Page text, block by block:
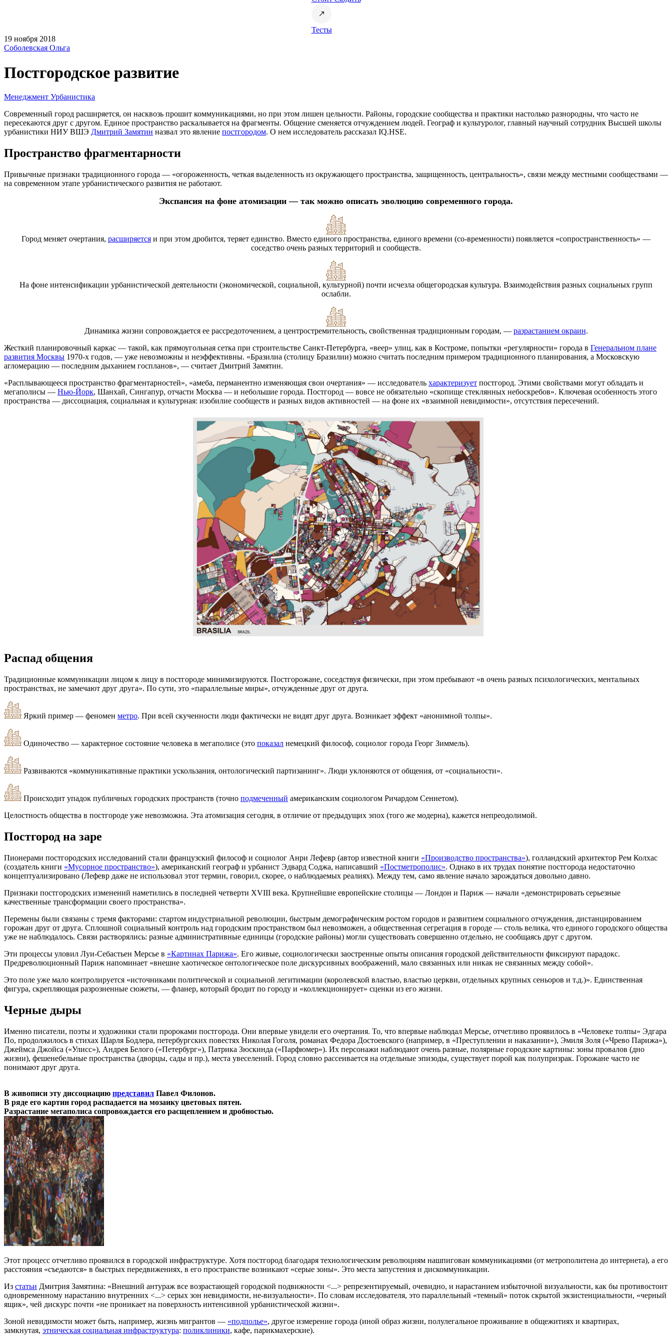
Тесты
19 ноября 2018
Соболевская Ольга
Постгородское развитие
Менеджмент Урбанистика
Современный город расширяется, он насквозь прошит коммуникациями, но при этом лишен цельности. Районы, городские сообщества и практики настолько разнородны, что часто не
пересекаются друг с другом. Единое пространство раскалывается на фрагменты. Общение сменяется отчуждением людей. Географ и культуролог, главный научный сотрудник Высшей школы
урбанистики НИУ ВШЭ Дмитрий Замятин назвал это явление постгородом. О нем исследователь рассказал IQ.HSE.
Пространство фрагментарности
Привычные признаки традиционного города — «огороженность, четкая выделенность из окружающего пространства, защищенность, центральность», связи между местными сообществами —
на современном этапе урбанистического развития не работают.
Экспансия на фоне атомизации — так можно описать эволюцию современного города.
Город меняет очертания, расширяется и при этом дробится, теряет единство. Вместо единого пространства, единого времени (со-временности) появляется «сопространственность» —
соседство очень разных территорий и сообществ.
На фоне интенсификации урбанистической деятельности (экономической, социальной, культурной) почти исчезла общегородская культура. Взаимодействия разных социальных групп
ослабли.
Динамика жизни сопровождается ее рассредоточением, а центростремительность, свойственная традиционным городам, — разрастанием окраин.
Жесткий планировочный каркас — такой, как прямоугольная сетка при строительстве Санкт-Петербурга, «веер» улиц, как в Костроме, попытки «регулярности» города в Генеральном плане
развития Москвы 1970-х годов, — уже невозможны и неэффективны. «Бразилиа (столицу Бразилии) можно считать последним примером традиционного планирования, а Московскую
агломерацию — последним дыханием госпланов», — считает Дмитрий Замятин.
«Расплывающееся пространство фрагментарностей», «амеба, перманентно изменяющая свои очертания» — исследователь характеризует постгород. Этими свойствами могут обладать и
мегаполисы — Нью-Йорк, Шанхай, Сингапур, отчасти Москва — и небольшие города. Постгород — вовсе не обязательно «скопище стеклянных небоскребов». Ключевая особенность этого
пространства — диссоциация, социальная и культурная: изобилие сообществ и разных видов активностей — на фоне их «взаимной невидимости», отсутствия пересечений.
Распад общения
Традиционные коммуникации лицом к лицу в постгороде минимизируются. Постгорожане, соседствуя физически, при этом пребывают «в очень разных психологических, ментальных
пространствах, не замечают друг друга». По сути, это «параллельные миры», отчужденные друг от друга.
Яркий пример — феномен метро. При всей скученности люди фактически не видят друг друга. Возникает эффект «анонимной толпы».
Одиночество — характерное состояние человека в мегаполисе (это показал немецкий философ, социолог города Георг Зиммель).
Развиваются «коммуникативные практики ускользания, онтологический партизанинг». Люди уклоняются от общения, от «социальности».
Происходит упадок публичных городских пространств (точно подмеченный американским социологом Ричардом Сеннетом).
Целостность общества в постгороде уже невозможна. Эта атомизация сегодня, в отличие от предыдущих эпох (того же модерна), кажется непреодолимой.
Постгород на заре
Пионерами постгородских исследований стали французский философ и социолог Анри Лефевр (автор известной книги «Производство пространства»), голландский архитектор Рем Колхас
(создатель книги «Мусорное пространство»), американский географ и урбанист Эдвард Соджа, написавший «Постметрополис». Однако в их трудах понятие постгорода недостаточно
концептуализировано (Лефевр даже не использовал этот термин, говорил, скорее, о наблюдаемых реалиях). Между тем, само явление начало зарождаться довольно давно.
Признаки постгородских изменений наметились в последней четверти XVIII века. Крупнейшие европейские столицы — Лондон и Париж — начали «демонстрировать серьезные
качественные трансформации своего пространства».
Перемены были связаны с тремя факторами: стартом индустриальной революции, быстрым демографическим ростом городов и развитием социального отчуждения, дистанцированием
горожан друг от друга. Сплошной социальный контроль над городским пространством был невозможен, а общественная сегрегация в городе — столь велика, что единого городского общества
уже не наблюдалось. Связи растворялись: разные административные единицы (городские районы) могли существовать совершенно отдельно, не сообщаясь друг с другом.
Эти процессы уловил Луи-Себастьен Мерсье в «Картинах Парижа». Его живые, социологически заостренные опыты описания городской действительности фиксируют парадокс.
Предреволюционный Париж напоминает «внешне хаотическое онтологическое поле дискурсивных воображений, мало связанных или никак не связанных между собой».
Это поле уже мало контролируется «источниками политической и социальной легитимации (королевской властью, властью церкви, отдельных крупных сеньоров и т.д.)». Единственная
фигура, скрепляющая разрозненные сюжеты, — фланер, который бродит по городу и «коллекционирует» сценки из его жизни.
Черные дыры
Именно писатели, поэты и художники стали пророками постгорода. Они впервые увидели его очертания. То, что впервые наблюдал Мерсье, отчетливо проявилось в «Человеке толпы» Эдгара
По, продолжилось в стихах Шарля Бодлера, петербургских повестях Николая Гоголя, романах Федора Достоевского (например, в «Преступлении и наказании»), Эмиля Золя («Чрево Парижа»),
Джеймса Джойса («Улисс»), Андрея Белого («Петербург»), Патрика Зюскинда («Парфюмер»). Их персонажи наблюдают очень разные, полярные городские картины: зоны провалов (дно
жизни), фешенебельные пространства (дворцы, сады и пр.), места увеселений. Город словно рассеивается на отдельные эпизоды, существует порой как полупризрак. Горожане часто не
понимают друг друга.
В живописи эту диссоциацию представил Павел Филонов.
В ряде его картин город распадается на мозаику цветовых пятен.
Разрастание мегаполиса сопровождается его расщеплением и дробностью.
Этот процесс отчетливо проявился в городской инфраструктуре. Хотя постгород благодаря технологическим революциям нашпигован коммуникациями (от метрополитена до интернета), а его
расстояния «съедаются» в быстрых передвижениях, в его пространстве возникают «серые зоны». Это места запустения и дискоммуникации.
Из статьи Дмитрия Замятина: «Внешний антураж все возрастающей городской подвижности <...> репрезентируемый, очевидно, и нарастанием избыточной визуальности, как бы противостоит
одновременному нарастанию внутренних <...> серых зон невидимости, не-визуальности». По словам исследователя, это параллельный «темный» поток скрытой экзистенциальности, «черный
ящик», чей дискурс почти «не проникает на поверхность интенсивной урбанистической жизни».
Зоной невидимости может быть, например, жизнь мигрантов — «подполье», другое измерение города (иной образ жизни, полулегальное проживание в общежитиях и квартирах,
замкнутая, этническая социальная инфраструктура: поликлиники, кафе, парикмахерские).